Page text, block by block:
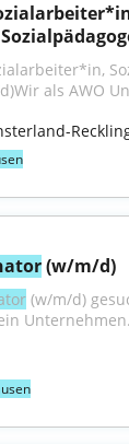
als AWO
(w/m/d)
(w/m/d)